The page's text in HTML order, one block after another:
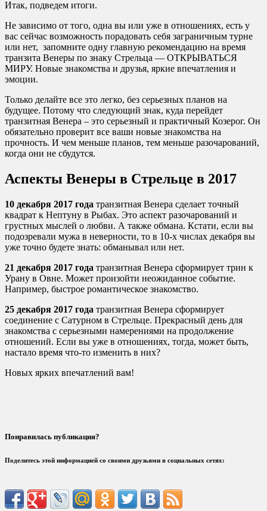
Итак, подведем итоги.
Не зависимо от того, одна вы или уже в отношениях, есть у
вас сейчас возможность порадовать себя заграничным турне
или нет, запомните одну главную рекомендацию на время
транзита Венеры по знаку Стрельца — ОТКРЫВАТЬСЯ
МИРУ. Новые знакомства и друзья, яркие впечатления и
эмоции.
Только делайте все это легко, без серьезных планов на
будущее. Потому что следующий знак, куда перейдет
транзитная Венера – это серьезный и практичный Козерог. Он
обязательно проверит все ваши новые знакомства на
прочность. И чем меньше планов, тем меньше разочарований,
когда они не сбудутся.
Аспекты Венеры в Стрельце в 2017
10 декабря 2017 года транзитная Венера сделает точный
квадрат к Нептуну в Рыбах. Это аспект разочарований и
грустных мыслей о любви. А также обмана. Кстати, если вы
подозревали мужа в неверности, то в 10-х числах декабря вы
уже точно будете знать: обманывал или нет.
21 декабря 2017 года транзитная Венера сформирует трин к
Урану в Овне. Может произойти неожиданное событие.
Например, быстрое романтическое знакомство.
25 декабря 2017 года транзитная Венера сформирует
соединение с Сатурном в Стрельце. Прекрасный день для
знакомства с серьезными намерениями на продолжение
отношений. Если вы уже в отношениях, тогда, может быть,
настало время что-то изменить в них?
Новых ярких впечатлений вам!
Понравилась публикация?
Поделитесь этой информацией со своими друзьями в социальных сетях: